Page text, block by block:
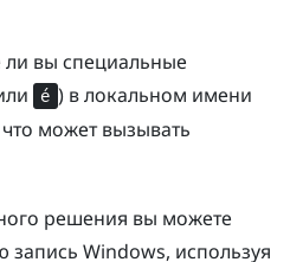
ли вы специальные
é ) в локальном имени
что может вызывать
решения вы можете
запись Windows, используя